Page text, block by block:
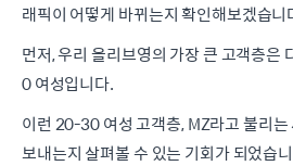
래픽이 어떻게 바뀌는지 확인해보겠습니
먼저, 우리 올리브영의 가장 큰 고객층
0 여성입니다.
이런 20-30 여성 고객층, MZ라고 불리
보내는지 살펴볼 수 있는 기회가 되었습